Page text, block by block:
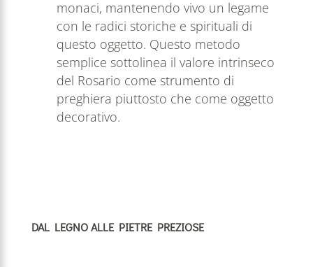
monaci, mantenendo vivo un legame
con le radici storiche e spirituali di
questo oggetto. Questo metodo
semplice sottolinea il valore intrinseco
del Rosario come strumento di
preghiera piuttosto che come oggetto
decorativo.
DAL LEGNO ALLE PIETRE PREZIOSE